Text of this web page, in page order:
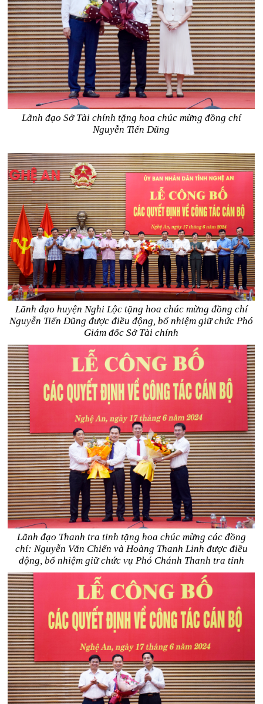
Lãnh đạo Sở Tài chính tặng hoa chúc mừng đồng chí
Nguyễn Tiến Dũng
Lãnh đạo huyện Nghi Lộc tặng hoa chúc mừng đồng chí
Nguyễn Tiến Dũng được điều động, bổ nhiệm giữ chức Phó
Giám đốc Sở Tài chính
Lãnh đạo Thanh tra tỉnh tặng hoa chúc mừng các đồng
chí: Nguyễn Văn Chiến và Hoàng Thanh Linh được điều
động, bổ nhiệm giữ chức vụ Phó Chánh Thanh tra tỉnh